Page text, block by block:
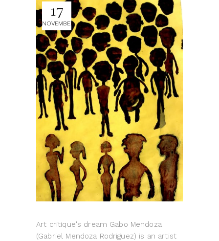
17
NOVEMBER
Art critique's dream Gabo Mendoza
(Gabriel Mendoza Rodriguez) is an artist